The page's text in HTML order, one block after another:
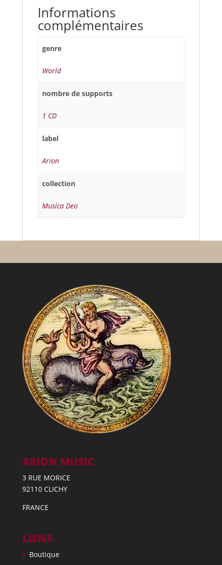
Informations
complémentaires
genre
World
nombre de supports
1 CD
label
Arion
collection
Musica Deo
ARION MUSIC
3 RUE MORICE
92110 CLICHY
FRANCE
LIENS
Boutique